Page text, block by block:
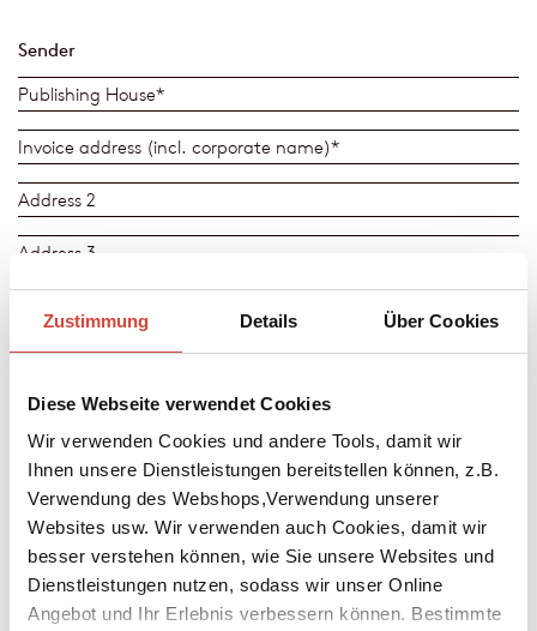
Zustimmung Details Über Cookies
Diese Webseite verwendet Cookies
Wir verwenden Cookies und andere Tools, damit wir
Ihnen unsere Dienstleistungen bereitstellen können, z.B.
Verwendung des Webshops,Verwendung unserer
Websites usw. Wir verwenden auch Cookies, damit wir
besser verstehen können, wie Sie unsere Websites und
Dienstleistungen nutzen, sodass wir unser Online
Angebot und Ihr Erlebnis verbessern können. Bestimmte
Sender